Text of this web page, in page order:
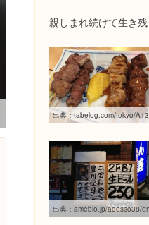
親しまれ続けて生き
出典：tabelog.com/tokyo/A1307/A130701/13013683
出典： ameblo.jp/adesso38/entry-11557649807.html